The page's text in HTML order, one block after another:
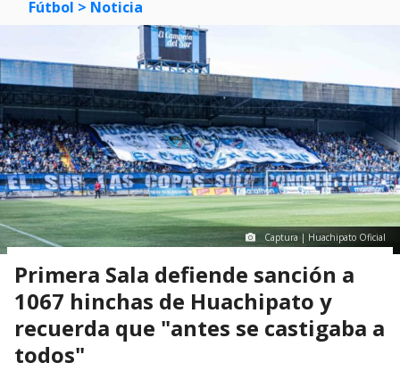
Fútbol > Noticia
Captura | Huachipato Oficial
Primera Sala defiende sanción a
1067 hinchas de Huachipato y
recuerda que "antes se castigaba a
todos"